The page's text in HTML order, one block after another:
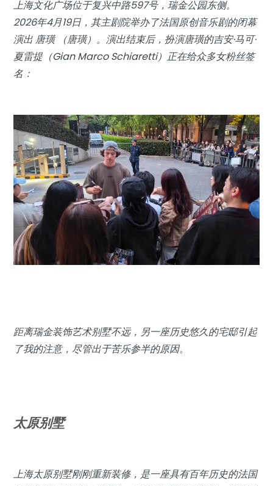
上海文化广场位于复兴中路597号，瑞金公园东侧。
2026年4月19日，其主剧院举办了法国原创音乐剧的闭幕
演出唐璜（唐璜）。演出结束后，扮演唐璜的吉安·马可·
夏雷提（Gian Marco Schiaretti）正在给众多女粉丝签
名：
距离瑞金装饰艺术别墅不远，另一座历史悠久的宅邸引起
了我的注意，尽管出于苦乐参半的原因。
太原别墅
上海太原别墅刚刚重新装修，是一座具有百年历史的法国